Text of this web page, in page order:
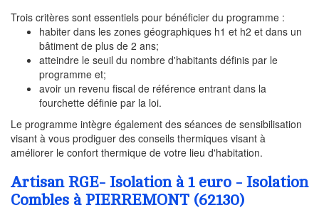
Trois critères sont essentiels pour bénéficier du programme :
habiter dans les zones géographiques h1 et h2 et dans un
bâtiment de plus de 2 ans;
atteindre le seuil du nombre d'habitants définis par le
programme et;
avoir un revenu fiscal de référence entrant dans la
fourchette définie par la loi.
Le programme intègre également des séances de sensibilisation
visant à vous prodiguer des conseils thermiques visant à
améliorer le confort thermique de votre lieu d'habitation.
Artisan RGE- Isolation à 1 euro - Isolation
Combles à PIERREMONT (62130)